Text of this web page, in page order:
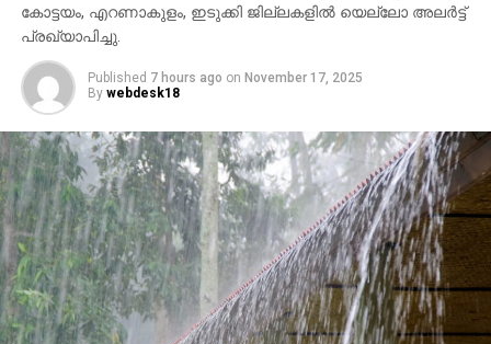
കോട്ടയം, എറണാകുളം, ഇടുക്കി ജില്ലകളില്‍ യെല്ലോ അലര്‍ട്ട്
പ്രഖ്യാപിച്ചു.
Published 7 hours ago on November 17, 2025
By webdesk18